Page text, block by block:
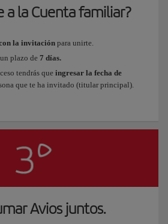
a la Cuenta familiar?
la invitación para unirte.
plazo de 7 días.
tendrás que ingresar la fecha de
que te ha invitado (titular principal).
Avios juntos.